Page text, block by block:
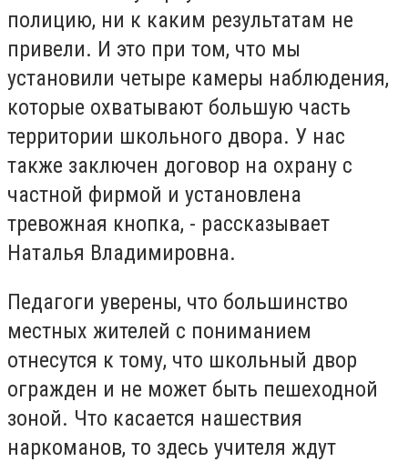
полицию, ни к каким результатам не
привели. И это при том, что мы
установили четыре камеры наблюдения,
которые охватывают большую часть
территории школьного двора. У нас
также заключен договор на охрану с
частной фирмой и установлена
тревожная кнопка, - рассказывает
Наталья Владимировна.
Педагоги уверены, что большинство
местных жителей с пониманием
отнесутся к тому, что школьный двор
огражден и не может быть пешеходной
зоной. Что касается нашествия
наркоманов, то здесь учителя ждут